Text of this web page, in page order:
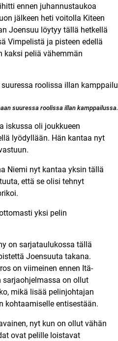
ennen juhannustaukoa
jälkeen heti voitolla Kiteen
Joensuu löytyy tällä hetkellä
Vimpelistä ja pisteen edellä
kaksi peliä vähemmän
suuressa roolissa illan
iskussa oli joukkueen
lyödyllään. Hän kantaa nyt
Niemi nyt kantaa yksin tällä
että se olisi tehnyt
yksi pelin
on sarjataulukossa tällä
Joensuuta takana.
on viimeinen ennen Itä-
sarjaohjelmassa on ollut
mikä lisää pelinjohtajan
kohtaamiselle entisestään.
nyt kun on ollut vähän
ovat pelille loistavat